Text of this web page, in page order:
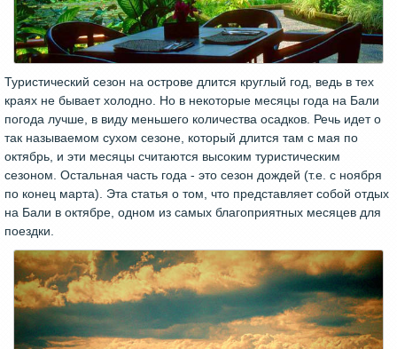
Туристический сезон на острове длится круглый год, ведь в тех
краях не бывает холодно. Но в некоторые месяцы года на Бали
погода лучше, в виду меньшего количества осадков. Речь идет о
так называемом сухом сезоне, который длится там с мая по
октябрь, и эти месяцы считаются высоким туристическим
сезоном. Остальная часть года - это сезон дождей (т.е. с ноября
по конец марта). Эта статья о том, что представляет собой отдых
на Бали в октябре, одном из самых благоприятных месяцев для
поездки.